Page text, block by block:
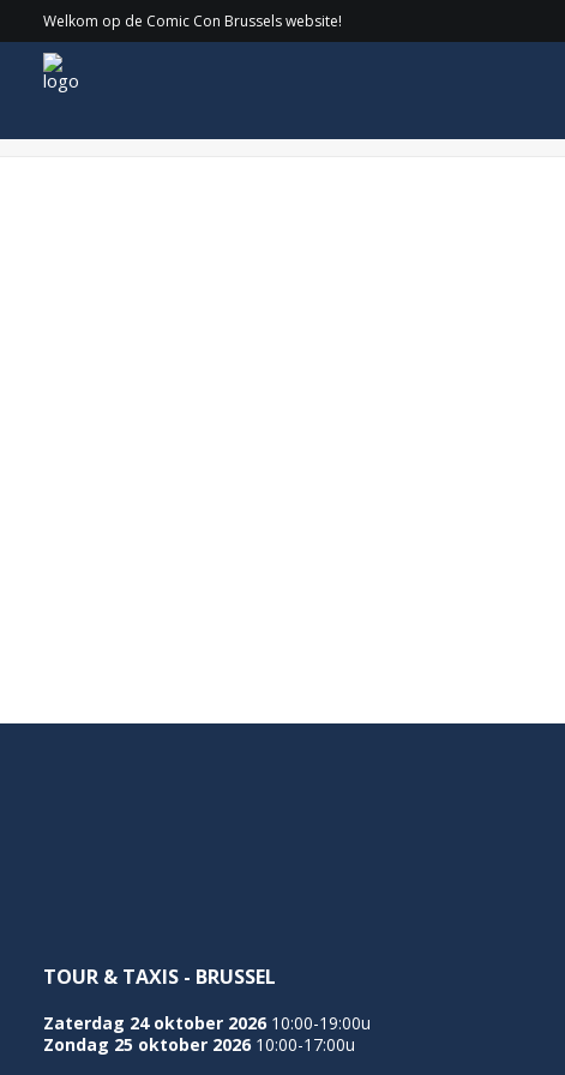
Welkom op de Comic Con Brussels website!
Kevin Eastman
TOUR & TAXIS - BRUSSEL
Zaterdag 24 oktober 2026 10:00-19:00u
Zondag 25 oktober 2026 10:00-17:00u